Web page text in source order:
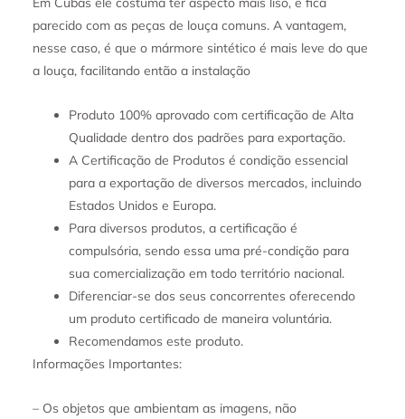
parecido com as peças de louça comuns. A vantagem,
nesse caso, é que o mármore sintético é mais leve do que
a louça, facilitando então a instalação
Produto 100% aprovado com certificação de Alta
Qualidade dentro dos padrões para exportação.
A Certificação de Produtos é condição essencial
para a exportação de diversos mercados, incluindo
Estados Unidos e Europa.
Para diversos produtos, a certificação é
compulsória, sendo essa uma pré-condição para
sua comercialização em todo território nacional.
Diferenciar-se dos seus concorrentes oferecendo
um produto certificado de maneira voluntária.
Recomendamos este produto.
Informações Importantes:
– Os objetos que ambientam as imagens, não